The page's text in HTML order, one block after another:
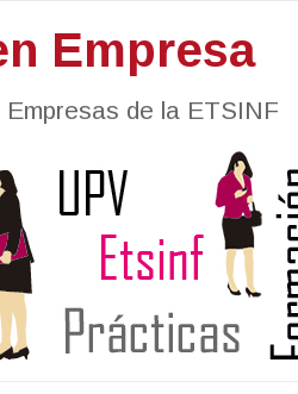
Empresa
de la ETSINF